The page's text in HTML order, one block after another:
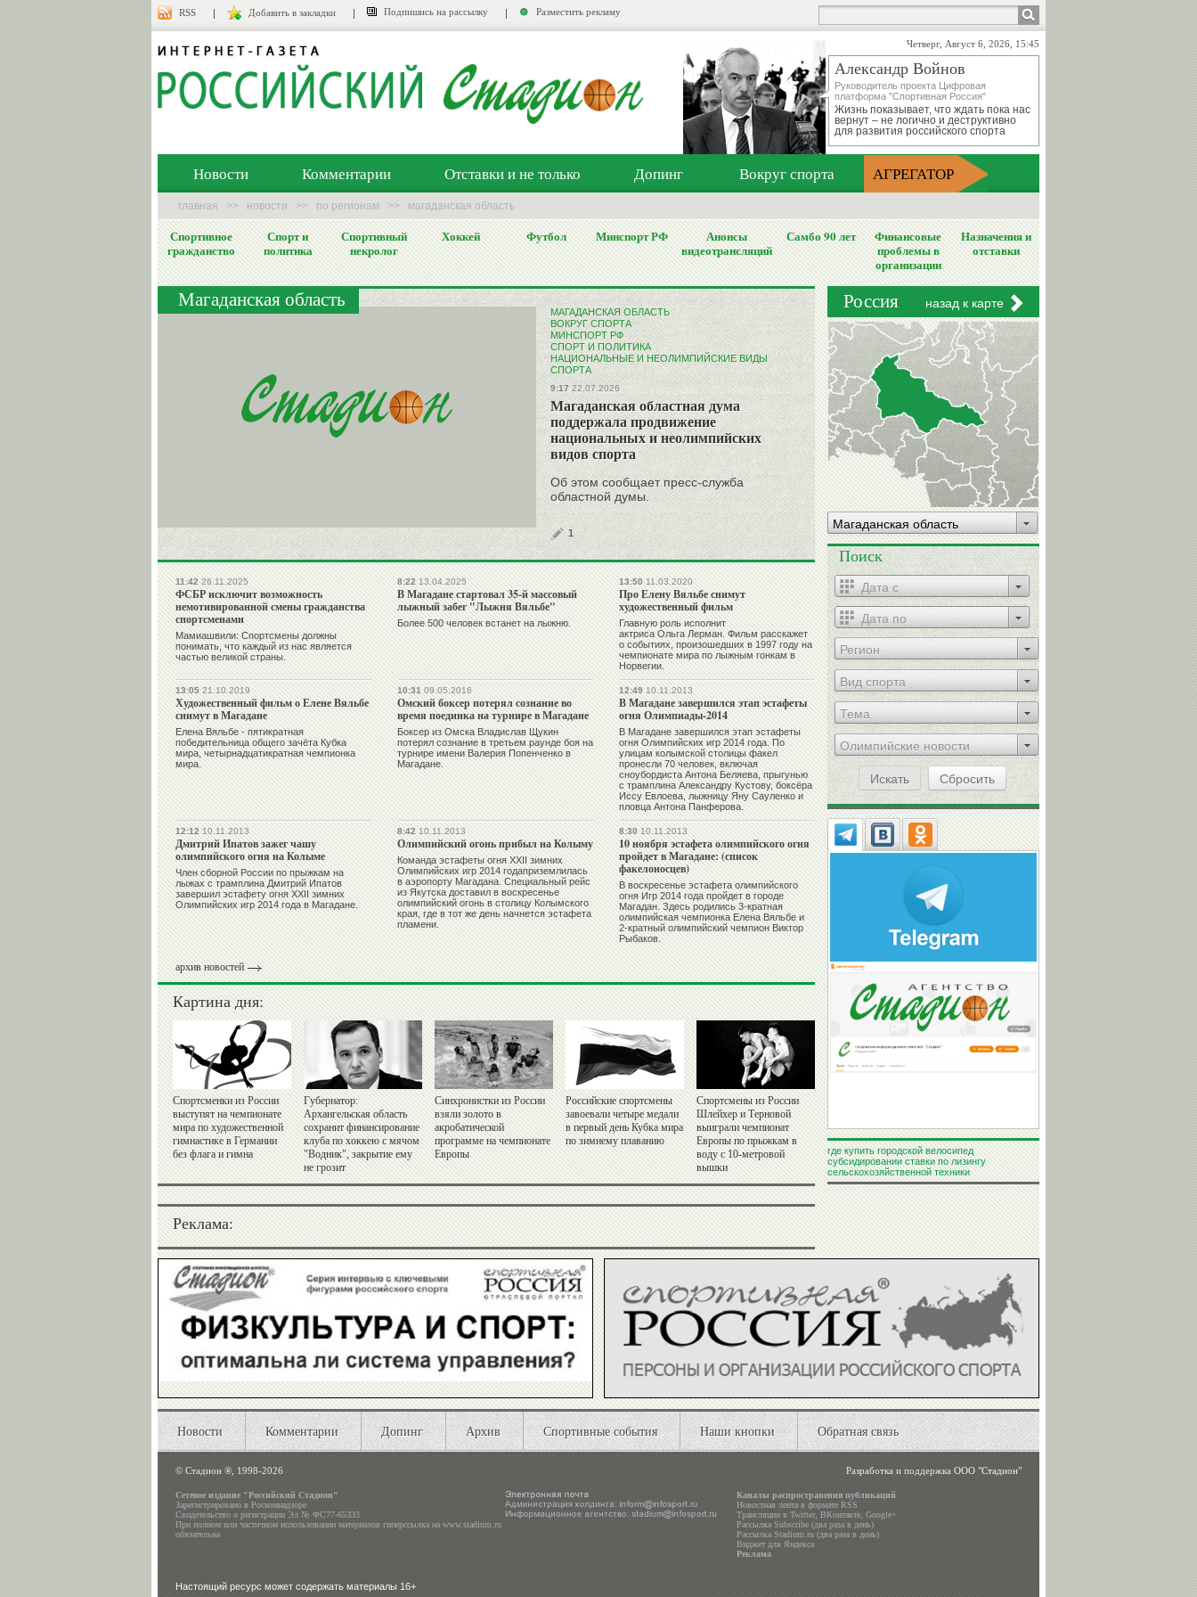
RSS Добавить в закладки Подпишись на рассылку Разместить рекламу
Четверг, Август 6, 2026, 15:45
Александр Войнов
Руководитель проекта Цифровая
платформа "Спортивная Россия"
Жизнь показывает, что ждать пока нас
вернут – не логично и деструктивно
для развития российского спорта
Новости Комментарии Отставки и не только Допинг Вокруг спорта АГРЕГАТОР
главная >> новости >> по регионам >> магаданская область
Спортивное
гражданство
Спорт и
политика
Спортивный
некролог
Хоккей Футбол Минспорт РФ
Анонсы
видеотрансляций
Самбо 90 лет
Финансовые
проблемы в
организации
Назначения и
отставки
Магаданская область
МАГАДАНСКАЯ ОБЛАСТЬ
ВОКРУГ СПОРТА
МИНСПОРТ РФ
СПОРТ И ПОЛИТИКА
НАЦИОНАЛЬНЫЕ И НЕОЛИМПИЙСКИЕ ВИДЫ
СПОРТА
9:1722.07.2026
Магаданская областная дума
поддержала продвижение
национальных и неолимпийских
видов спорта
Об этом сообщает пресс-служба
областной думы.
1
11:4226.11.2025
ФСБР исключит возможность
немотивированной смены гражданства
спортсменами
Мамиашвили: Спортсмены должны
понимать, что каждый из нас является
частью великой страны.
8:2213.04.2025
В Магадане стартовал 35-й массовый
лыжный забег "Лыжня Вяльбе"
Более 500 человек встанет на лыжню.
13:5011.03.2020
Про Елену Вяльбе снимут
художественный фильм
Главную роль исполнит
актриса Ольга Лерман. Фильм расскажет
о событиях, произошедших в 1997 году на
чемпионате мира по лыжным гонкам в
Норвегии.
13:0521.10.2019
Художественный фильм о Елене Вяльбе
снимут в Магадане
Елена Вяльбе - пятикратная
победительница общего зачёта Кубка
мира, четырнадцатикратная чемпионка
мира.
10:3109.05.2016
Омский боксер потерял сознание во
время поединка на турнире в Магадане
Боксер из Омска Владислав Щукин
потерял сознание в третьем раунде боя на
турнире имени Валерия Попенченко в
Магадане.
12:4910.11.2013
В Магадане завершился этап эстафеты
огня Олимпиады-2014
В Магадане завершился этап эстафеты
огня Олимпийских игр 2014 года. По
улицам колымской столицы факел
пронесли 70 человек, включая
сноубордиста Антона Беляева, прыгунью
с трамплина Александру Кустову, боксёра
Иссу Евлоева, лыжницу Яну Сауленко и
пловца Антона Панферова.
12:1210.11.2013
Дмитрий Ипатов зажег чашу
олимпийского огня на Колыме
Член сборной России по прыжкам на
лыжах с трамплина Дмитрий Ипатов
завершил эстафету огня XXII зимних
Олимпийских игр 2014 года в Магадане.
8:4210.11.2013
Олимпийский огонь прибыл на Колыму
Команда эстафеты огня XXII зимних
Олимпийских игр 2014 годаприземлилась
в аэропорту Магадана. Специальный рейс
из Якутска доставил в воскресенье
олимпийский огонь в столицу Колымского
края, где в тот же день начнется эстафета
пламени.
8:3010.11.2013
10 ноября эстафета олимпийского огня
пройдет в Магадане: (список
факелоносцев)
В воскресенье эстафета олимпийского
огня Игр 2014 года пройдет в городе
Магадан. Здесь родились 3-кратная
олимпийская чемпионка Елена Вяльбе и
2-кратный олимпийский чемпион Виктор
Рыбаков.
архив новостей
Картина дня:
Спортсменки из России
выступят на чемпионате
мира по художественной
гимнастике в Германии
без флага и гимна
Губернатор:
Архангельская область
сохранит финансирование
клуба по хоккею с мячом
"Водник", закрытие ему
не грозит
Синхронистки из России
взяли золото в
акробатической
программе на чемпионате
Европы
Российские спортсмены
завоевали четыре медали
в первый день Кубка мира
по зимнему плаванию
Спортсмены из России
Шлейхер и Терновой
выиграли чемпионат
Европы по прыжкам в
воду с 10-метровой
вышки
Реклама:
Россия назад к карте
Магаданская область
Поиск
Регион
Вид спорта
Тема
Олимпийские новости
Искать
Сбросить
где купить городской велосипед
субсидировании ставки по лизингу
сельскохозяйственной техники
Новости Комментарии Допинг Архив Спортивные события Наши кнопки Обратная связь
©Стадион ®, 1998-2026 Разработка и поддержкаООО "Стадион"
Сетевое издание "Российский Стадион"
Зарегистрировано в Роскомнадзоре
Свидетельство о регистрации Эл № ФС77-65333
При полном или частичном использовании материалов гиперссылка наwww.stadium.ru
обязательна
Каналы распространения публикаций
Новостная лента в формате RSS
Трансляции вTwitter,ВКонтакте,Google+
Рассылка Subscribe (два раза в день)
Рассылка Stadium.ru (два раза в день)
Виджет для Яндекса
Реклама
Настоящий ресурс может содержать материалы 16+